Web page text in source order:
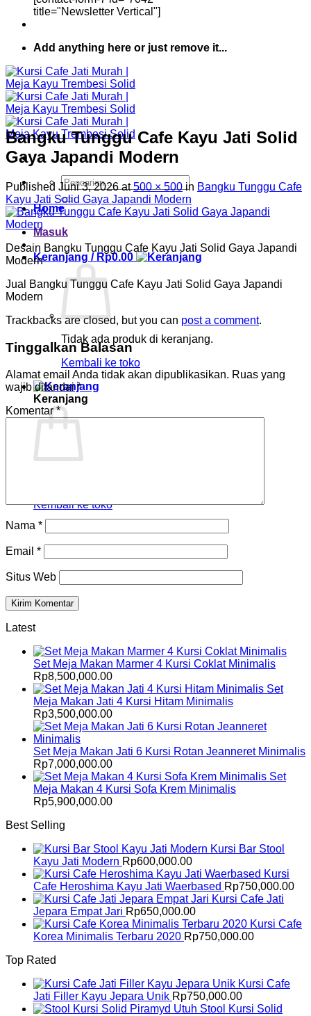
title="Newsletter Vertical"]
Add anything here or just remove it...
Pencarian
untuk:
Home
Masuk
Keranjang / Rp0.00
Tidak ada produk di keranjang.
Kembali ke toko
Keranjang
Kembali ke toko
Bangku Tunggu Cafe Kayu Jati Solid
Gaya Japandi Modern
Published Juni 3, 2026at500 × 500in Bangku Tunggu Cafe
Kayu Jati Solid Gaya Japandi Modern
Desain Bangku Tunggu Cafe Kayu Jati Solid Gaya Japandi
Modern
Jual Bangku Tunggu Cafe Kayu Jati Solid Gaya Japandi
Modern
Trackbacks are closed, but you can post a comment.
Tinggalkan Balasan
Alamat email Anda tidak akan dipublikasikan. Ruas yang
wajib ditandai*
Komentar*
Nama *
Email *
Situs Web
Latest
Set Meja Makan Marmer 4 Kursi Coklat Minimalis
Rp8,500,000.00
Set
Meja Makan Jati 4 Kursi Hitam Minimalis
Rp3,500,000.00
Set Meja Makan Jati 6 Kursi Rotan Jeanneret Minimalis
Rp7,000,000.00
Set
Meja Makan 4 Kursi Sofa Krem Minimalis
Rp5,900,000.00
Best Selling
Kursi Bar Stool
Kayu Jati Modern Rp600,000.00
Kursi
Cafe Heroshima Kayu Jati Waerbased Rp750,000.00
Kursi Cafe Jati
Jepara Empat Jari Rp650,000.00
Kursi Cafe
Korea Minimalis Terbaru 2020 Rp750,000.00
Top Rated
Kursi Cafe
Jati Filler Kayu Jepara Unik Rp750,000.00
Stool Kursi Solid